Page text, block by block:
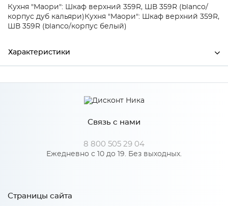
Кухня "Маори": Шкаф верхний 359R, ШВ 359R (blanco/
корпус дуб кальяри) Кухня "Маори": Шкаф верхний 359R,
ШВ 359R (blanco/корпус белый)
Характеристики
Ширина 346
916
19
Сурская мебель
Связь с нами
8 800 505 29 04
Ежедневно с 10 до 19. Без выходных.
Страницы сайта